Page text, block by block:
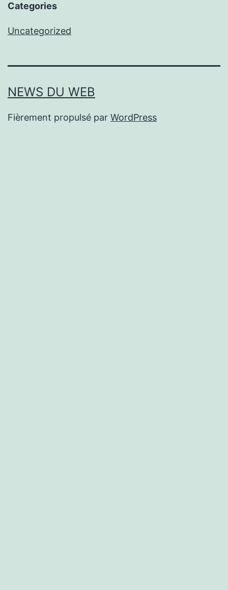
Categories
Uncategorized
NEWS DU WEB
Fièrement propulsé par WordPress